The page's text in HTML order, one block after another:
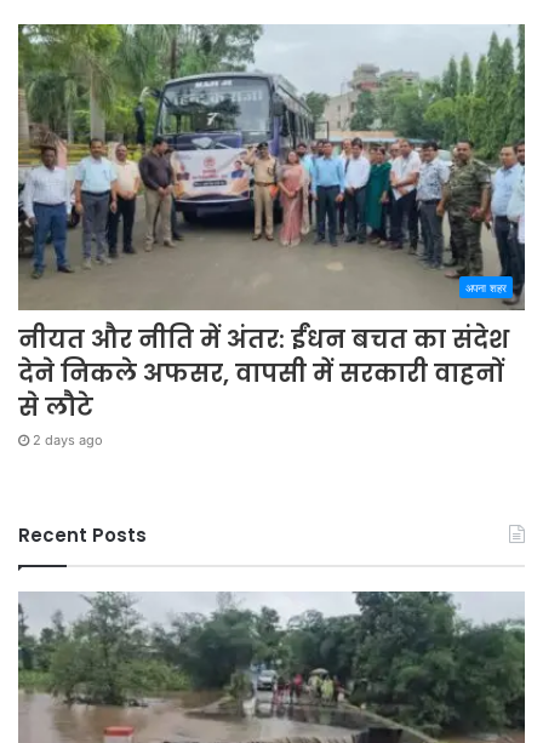
अपना शहर
नीयत और नीति में अंतर: ईंधन बचत का संदेश
देने निकले अफसर, वापसी में सरकारी वाहनों
से लौटे
2 days ago
Recent Posts